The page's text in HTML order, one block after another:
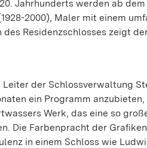
Jahrhunderts werden ab
2000), Maler mit einem
Residenzschlosses zeigt
der Schlossverwaltung
ein Programm
Werk, das eine so
Die Farbenpracht der
in einem Schloss wie